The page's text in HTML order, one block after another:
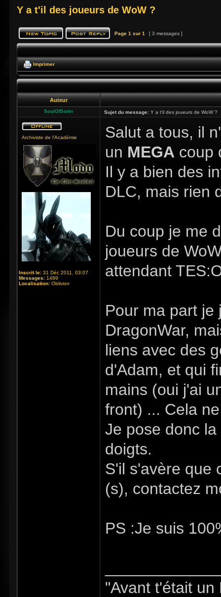
Y a t'il des joueurs de WoW ?
Page 1 sur 1 [ 3 messages ]
Imprimer
Auteur
SoulOfSorin Sujet du message: Y a t'il des joueurs de WoW ?
Archiviste de l'Académie
Inscrit le: 31 Déc 2011, 03:07
Messages: 1489
Localisation: Oblivion
Salut a tous, il
un MEGA coup
Il y a bien des
DLC, mais rien
Du coup je me
joueurs de
attendant
Pour ma part je
DragonWar,
liens avec des
d'Adam, et qui
mains (oui j'ai
front) ... Cela
Je pose donc
doigts.
S'il s'avère que
(s), contactez
PS :Je suis
"Avant t'était